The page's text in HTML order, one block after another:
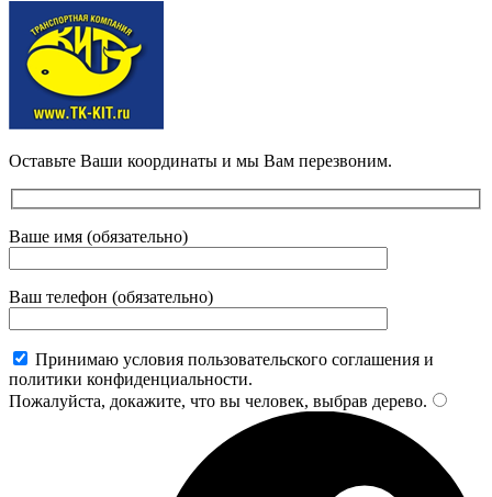
Оставьте Ваши координаты и мы Вам перезвоним.
Ваше имя (обязательно)
Ваш телефон (обязательно)
Принимаю условия пользовательского соглашения и
политики конфиденциальности.
Пожалуйста, докажите, что вы человек, выбрав дерево.